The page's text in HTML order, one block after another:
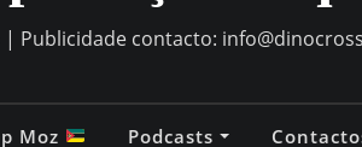
Publicidade contacto:
Moz Podcasts